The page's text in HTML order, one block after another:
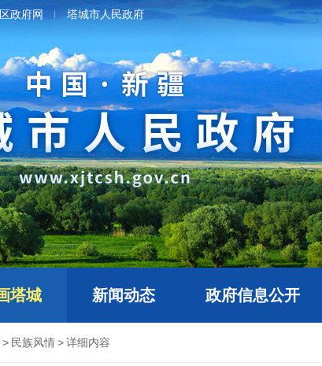
政府网 塔城市人民政府
塔城 新闻动态 政府信息公开
> 民族风情>详细内容